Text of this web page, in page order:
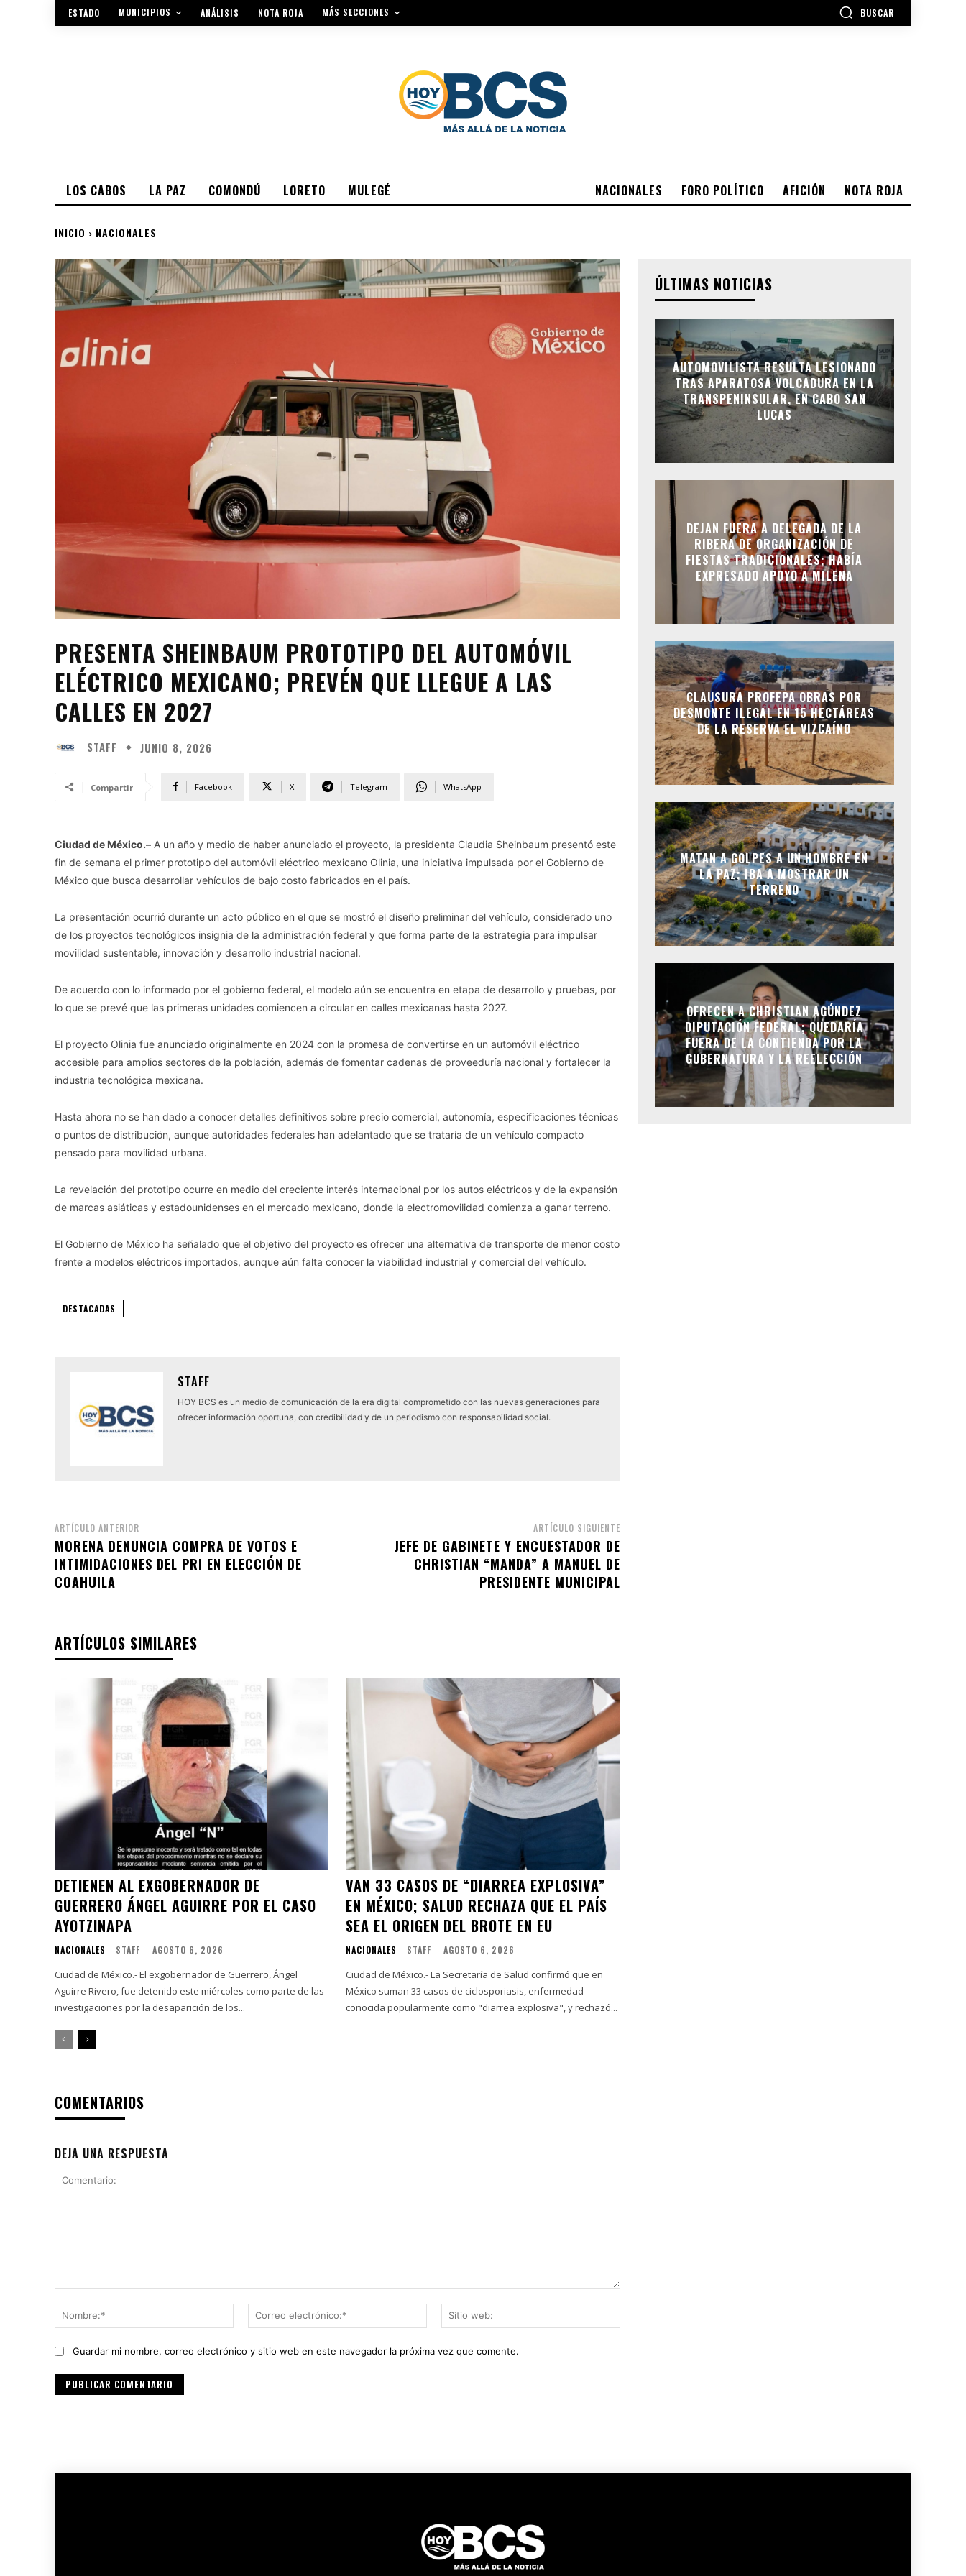
ESTADO MUNICIPIOS ANÁLISIS NOTA ROJA MÁS SECCIONES BUSCAR
NACIONALES FORO POLÍTICO AFICIÓN NOTA ROJA
LOS CABOS LA PAZ COMONDÚ LORETO MULEGÉ
INICIO NACIONALES
PRESENTA SHEINBAUM PROTOTIPO DEL AUTOMÓVIL
ELÉCTRICO MEXICANO; PREVÉN QUE LLEGUE A LAS
CALLES EN 2027
STAFF JUNIO 8, 2026
Compartir Facebook X Telegram WhatsApp
Ciudad de México.– A un año y medio de haber anunciado el proyecto, la presidenta Claudia Sheinbaum presentó este
fin de semana el primer prototipo del automóvil eléctrico mexicano Olinia, una iniciativa impulsada por el Gobierno de
México que busca desarrollar vehículos de bajo costo fabricados en el país.
La presentación ocurrió durante un acto público en el que se mostró el diseño preliminar del vehículo, considerado uno
de los proyectos tecnológicos insignia de la administración federal y que forma parte de la estrategia para impulsar
movilidad sustentable, innovación y desarrollo industrial nacional.
De acuerdo con lo informado por el gobierno federal, el modelo aún se encuentra en etapa de desarrollo y pruebas, por
lo que se prevé que las primeras unidades comiencen a circular en calles mexicanas hasta 2027.
El proyecto Olinia fue anunciado originalmente en 2024 con la promesa de convertirse en un automóvil eléctrico
accesible para amplios sectores de la población, además de fomentar cadenas de proveeduría nacional y fortalecer la
industria tecnológica mexicana.
Hasta ahora no se han dado a conocer detalles definitivos sobre precio comercial, autonomía, especificaciones técnicas
o puntos de distribución, aunque autoridades federales han adelantado que se trataría de un vehículo compacto
pensado para movilidad urbana.
La revelación del prototipo ocurre en medio del creciente interés internacional por los autos eléctricos y de la expansión
de marcas asiáticas y estadounidenses en el mercado mexicano, donde la electromovilidad comienza a ganar terreno.
El Gobierno de México ha señalado que el objetivo del proyecto es ofrecer una alternativa de transporte de menor costo
frente a modelos eléctricos importados, aunque aún falta conocer la viabilidad industrial y comercial del vehículo.
DESTACADAS
STAFF
HOY BCS es un medio de comunicación de la era digital comprometido con las nuevas generaciones para
ofrecer información oportuna, con credibilidad y de un periodismo con responsabilidad social.
ARTÍCULO ANTERIOR
MORENA DENUNCIA COMPRA DE VOTOS E
INTIMIDACIONES DEL PRI EN ELECCIÓN DE
COAHUILA
ARTÍCULO SIGUIENTE
JEFE DE GABINETE Y ENCUESTADOR DE
CHRISTIAN “MANDA” A MANUEL DE
PRESIDENTE MUNICIPAL
ARTÍCULOS SIMILARES
DETIENEN AL EXGOBERNADOR DE
GUERRERO ÁNGEL AGUIRRE POR EL CASO
AYOTZINAPA
NACIONALES STAFF - AGOSTO 6, 2026
Ciudad de México.- El exgobernador de Guerrero, Ángel
Aguirre Rivero, fue detenido este miércoles como parte de las
investigaciones por la desaparición de los...
VAN 33 CASOS DE “DIARREA EXPLOSIVA”
EN MÉXICO; SALUD RECHAZA QUE EL PAÍS
SEA EL ORIGEN DEL BROTE EN EU
NACIONALES STAFF - AGOSTO 6, 2026
Ciudad de México.- La Secretaría de Salud confirmó que en
México suman 33 casos de ciclosporiasis, enfermedad
conocida popularmente como "diarrea explosiva", y rechazó...
COMENTARIOS
DEJA UNA RESPUESTA
Nombre:*
Correo
electrónico:*
web:
Guardar mi nombre, correo electrónico y sitio web en este navegador la próxima vez que comente.
ÚLTIMAS NOTICIAS
AUTOMOVILISTA RESULTA LESIONADO
TRAS APARATOSA VOLCADURA EN LA
TRANSPENINSULAR, EN CABO SAN
LUCAS
DEJAN FUERA A DELEGADA DE LA
RIBERA DE ORGANIZACIÓN DE
FIESTAS TRADICIONALES; HABÍA
EXPRESADO APOYO A MILENA
CLAUSURA PROFEPA OBRAS POR
DESMONTE ILEGAL EN 15 HECTÁREAS
DE LA RESERVA EL VIZCAÍNO
MATAN A GOLPES A UN HOMBRE EN
LA PAZ; IBA A MOSTRAR UN
TERRENO
OFRECEN A CHRISTIAN AGÚNDEZ
DIPUTACIÓN FEDERAL; QUEDARÍA
FUERA DE LA CONTIENDA POR LA
GUBERNATURA Y LA REELECCIÓN